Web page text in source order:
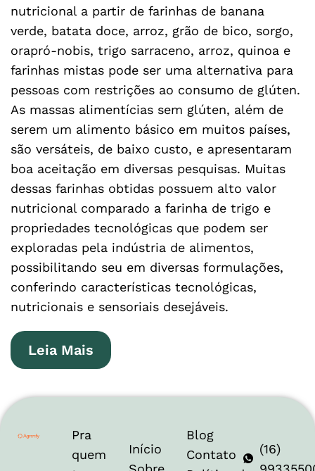
nutricional a partir de farinhas de banana
verde, batata doce, arroz, grão de bico, sorgo,
orapró-nobis, trigo sarraceno, arroz, quinoa e
farinhas mistas pode ser uma alternativa para
pessoas com restrições ao consumo de glúten.
As massas alimentícias sem glúten, além de
serem um alimento básico em muitos países,
são versáteis, de baixo custo, e apresentaram
boa aceitação em diversas pesquisas. Muitas
dessas farinhas obtidas possuem alto valor
nutricional comparado a farinha de trigo e
propriedades tecnológicas que podem ser
exploradas pela indústria de alimentos,
possibilitando seu em diversas formulações,
conferindo características tecnológicas,
nutricionais e sensoriais desejáveis.
Leia Mais
Pra
quem
Início
Blog
Contato
(16)